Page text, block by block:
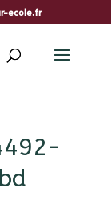
ecole.fr